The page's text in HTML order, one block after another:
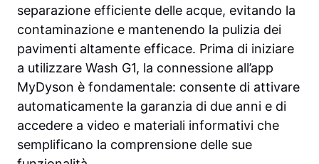
separazione efficiente delle acque, evitando la
contaminazione e mantenendo la pulizia dei
pavimenti altamente efficace. Prima di iniziare
a utilizzare Wash G1, la connessione all’app
MyDyson è fondamentale: consente di attivare
automaticamente la garanzia di due anni e di
accedere a video e materiali informativi che
semplificano la comprensione delle sue